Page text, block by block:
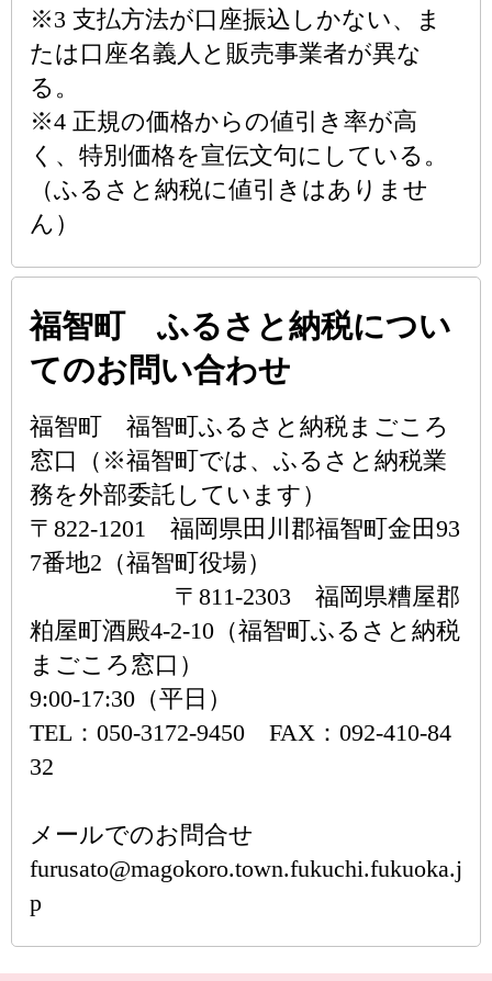
※3 支払方法が口座振込しかない、ま
たは口座名義人と販売事業者が異な
る。
※4 正規の価格からの値引き率が高
く、特別価格を宣伝文句にしている。
（ふるさと納税に値引きはありませ
ん）
福智町 ふるさと納税につい
てのお問い合わせ
福智町 福智町ふるさと納税まごころ
窓口（※福智町では、ふるさと納税業
務を外部委託しています）
〒822-1201 福岡県田川郡福智町金田93
7番地2（福智町役場）
〒811-2303 福岡県糟屋郡
粕屋町酒殿4-2-10（福智町ふるさと納税
まごころ窓口）
9:00-17:30（平日）
TEL：050-3172-9450 FAX：092-410-84
32
メールでのお問合せ
furusato@magokoro.town.fukuchi.fukuoka.j
p